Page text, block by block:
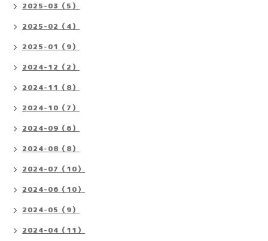
2025-03（5）
2025-02（4）
2025-01（9）
2024-12（2）
2024-11（8）
2024-10（7）
2024-09（6）
2024-08（8）
2024-07（10）
2024-06（10）
2024-05（9）
2024-04（11）